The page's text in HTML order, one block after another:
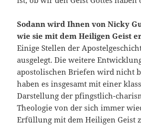
Sodann wird Ihnen von Nicky
wie sie mit dem Heiligen Geist
Einige Stellen der
ausgelegt. Die weitere
apostolischen Briefen wird nicht
haben es insgesamt mit einer
Darstellung der pfingstlich-
Theologie von der sich immer
Erfüllung mit dem Heiligen Geist